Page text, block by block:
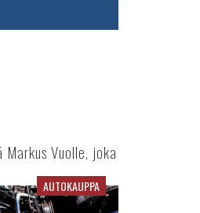
Vuolle, joka
AUTOKAUPPA